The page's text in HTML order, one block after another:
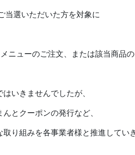
当選いただいた方を対象に
ニューのご注文、または該当商品
いきませんでしたが、
とクーポンの発行など、
り組みを各事業者様と推進していき